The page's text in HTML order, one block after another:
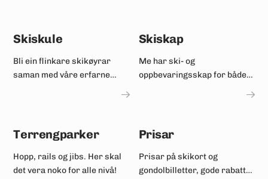
Skiskule
Bli ein flinkare skikøyrar
saman med våre erfarne
Skiskap
Me har ski- og
oppbevaringsskap for både
Terrengparker
Hopp, rails og jibs. Her skal
det vera noko for alle nivå!
Prisar
Prisar på skikort og
gondolbilletter, gode rabatter